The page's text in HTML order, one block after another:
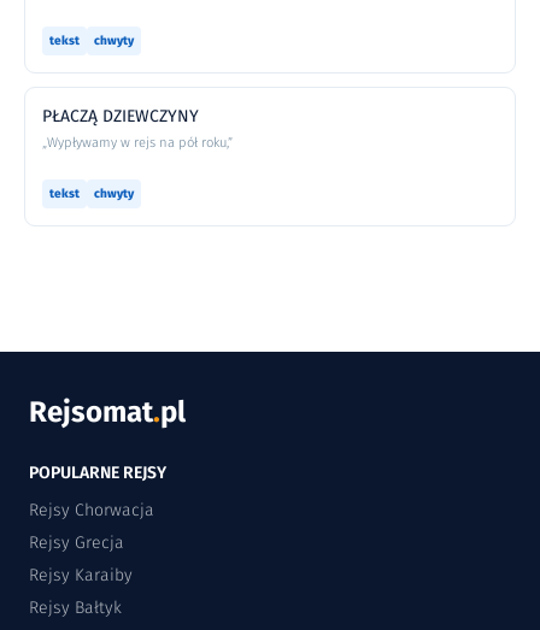
tekst chwyty
PŁACZĄ DZIEWCZYNY
„Wypływamy w rejs na pół roku,”
tekst chwyty
Rejsomat.pl
POPULARNE REJSY
Rejsy Chorwacja
Rejsy Grecja
Rejsy Karaiby
Rejsy Bałtyk